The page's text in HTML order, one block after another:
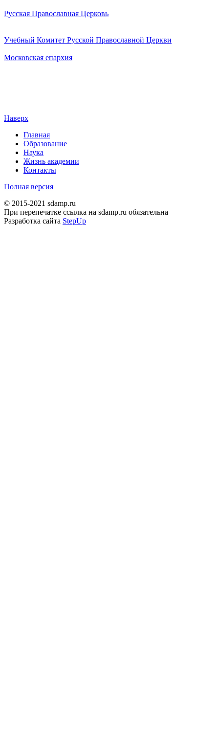
Русская Православная Церковь
Учебный Комитет Русской Православной Церкви
Московская епархия
Наверх
Главная
Образование
Наука
Жизнь академии
Контакты
Полная версия
© 2015-2021 sdamp.ru
При перепечатке ссылка на sdamp.ru обязательна
Разработка сайта StepUp